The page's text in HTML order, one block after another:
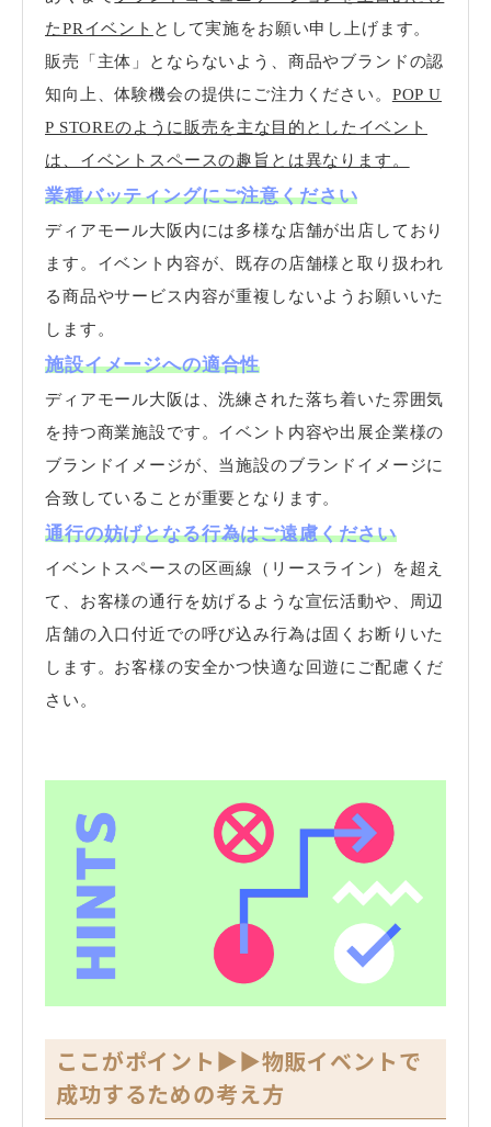
たPRイベント として実施をお願い申し上げます。
販売「主体」とならないよう、商品やブランドの認
知向上、体験機会の提供にご注力ください。 POP U
P STOREのように販売を主な目的としたイベント
は、イベントスペースの趣旨とは異なります。
業種バッティングにご注意ください
ディアモール大阪内には多様な店舗が出店しており
ます。イベント内容が、既存の店舗様と取り扱われ
る商品やサービス内容が重複しないようお願いいた
します。
施設イメージへの適合性
ディアモール大阪は、洗練された落ち着いた雰囲気
を持つ商業施設です。イベント内容や出展企業様の
ブランドイメージが、当施設のブランドイメージに
合致していることが重要となります。
通行の妨げとなる行為はご遠慮ください
イベントスペースの区画線（リースライン）を超え
て、お客様の通行を妨げるような宣伝活動や、周辺
店舗の入口付近での呼び込み行為は固くお断りいた
します。お客様の安全かつ快適な回遊にご配慮くだ
さい。
ここがポイント▶▶物販イベントで
成功するための考え方